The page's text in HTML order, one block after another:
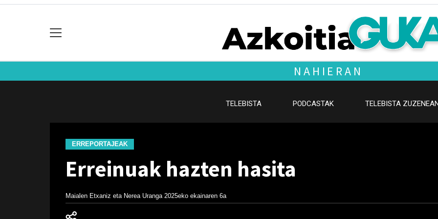
NAHIERAN
TELEBISTA PODCASTAK TELEBISTA
ERREPORTAJEAK
Erreinuak hazten hasita
Maialen Etxaniz eta Nerea Uranga 2025eko ekainaren 6a